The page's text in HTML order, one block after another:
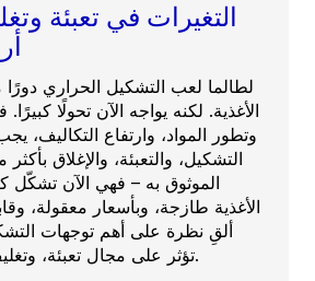
التغيرات في تعبئة
لطالما لعب التشكيل الحراري
الأغذية. لكنه يواجه الآن تحولًا كبيرًا.
وتطور المواد، وارتفاع
التشكيل، والتعبئة، والإغلاق
الموثوق به – فهي الآن تشكّل
الأغذية طازجة، وبأسعار معقولة،
ألقِ نظرة على أهم توجهات
تؤثر على مجال تعبئة، وتغليف، وتوزيع الأغذية.